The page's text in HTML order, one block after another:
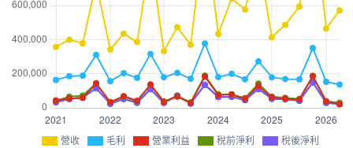
營收 毛利 營業利益 稅前淨利
稅後淨利